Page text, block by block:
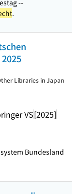
--
.
VS[2025]
Libraries in Japan
Bundesland